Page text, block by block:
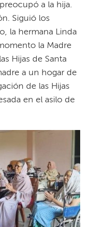
a la hija.
Siguió los
la hermana Linda
la Madre
Hijas de Santa
a un hogar de
de las Hijas
en el asilo de